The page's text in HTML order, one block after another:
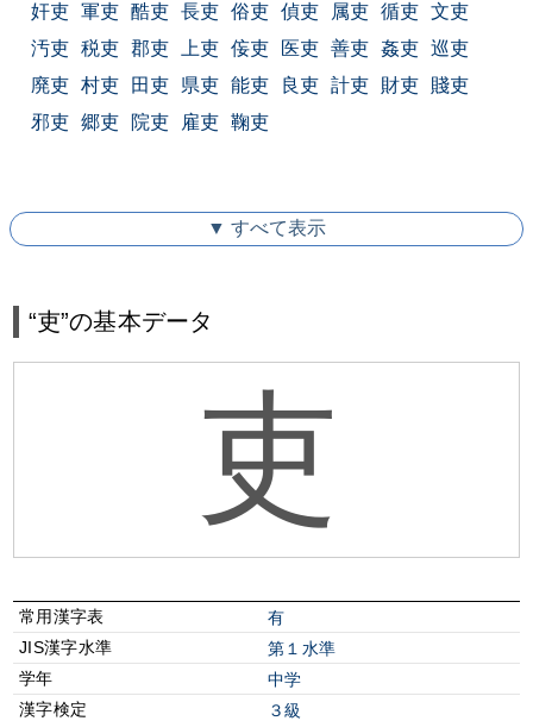
奸吏 軍吏 酷吏 長吏 俗吏 偵吏 属吏 循吏 文吏
汚吏 税吏 郡吏 上吏 侫吏 医吏 善吏 姦吏 巡吏
廃吏 村吏 田吏 県吏 能吏 良吏 計吏 財吏
賤吏
邪吏 郷吏 院吏 雇吏 鞠吏
▼ すべて表示
“吏”の基本データ
吏
常用漢字表
有
JIS漢字水準
第１水準
学年
中学
漢字検定
３級